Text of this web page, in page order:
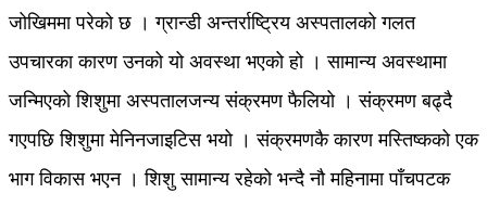
जोखिममा परेको छ । ग्रान्डी अन्तर्राष्ट्रिय अस्पतालको गलत
उपचारका कारण उनको यो अवस्था भएको हो । सामान्य अवस्थामा
जन्मिएको शिशुमा अस्पतालजन्य संक्रमण फैलियो । संक्रमण बढ्दै
गएपछि शिशुमा मेनिनजाइटिस भयो । संक्रमणकै कारण मस्तिष्कको एक
भाग विकास भएन । शिशु सामान्य रहेको भन्दै नौ महिनामा पाँचपटक